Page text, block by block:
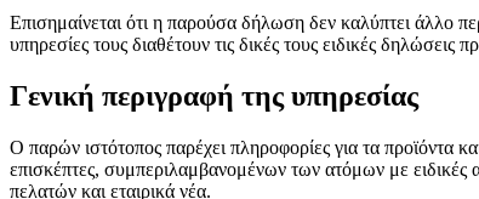
Επισημαίνεται ότι η παρούσα δήλωση δεν καλύπτει άλλο
υπηρεσίες τους διαθέτουν τις δικές τους ειδικές δηλώσεις
Γενική περιγραφή της υπηρεσίας
Ο παρών ιστότοπος παρέχει πληροφορίες για τα προϊόντα
επισκέπτες, συμπεριλαμβανομένων των ατόμων με ειδικές
πελατών και εταιρικά νέα.